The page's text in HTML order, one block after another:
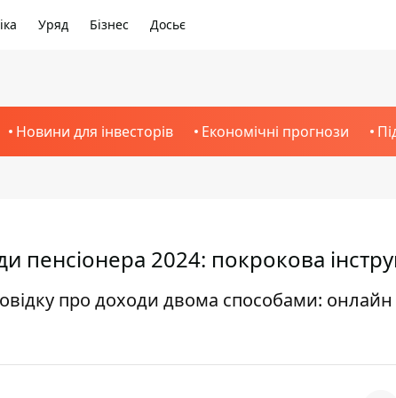
Уряд Бізнес Досьє
Новини для інвесторів Економічні прогнози
пенсіонера 2024: покрокова
про доходи двома способами: онлайн